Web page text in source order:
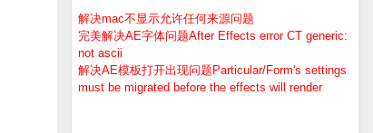
解决mac不显示允许任何来源问题
完美解决AE字体问题After Effects error CT generic:
not ascii
解决AE模板打开出现问题Particular/Form's settings
must be migrated before the effects will render